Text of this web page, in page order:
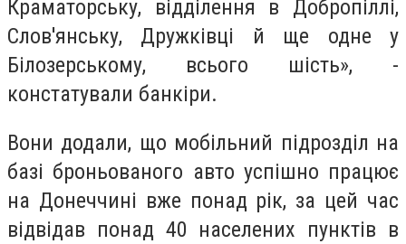
Краматорську, відділення в Добропіллі,
Слов'янську, Дружківці й ще одне у
Білозерському, всього шість», -
констатували банкіри.
Вони додали, що мобільний підрозділ на
базі броньованого авто успішно працює
на Донеччині вже понад рік, за цей час
відвідав понад 40 населених пунктів в